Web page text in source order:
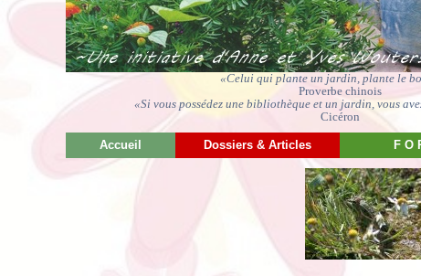
«Celui qui plante un jardin, plante le
Proverbe chinois
«Si vous possédez une bibliothèque et un jardin, vous
Cicéron
Accueil Dossiers & Articles F O